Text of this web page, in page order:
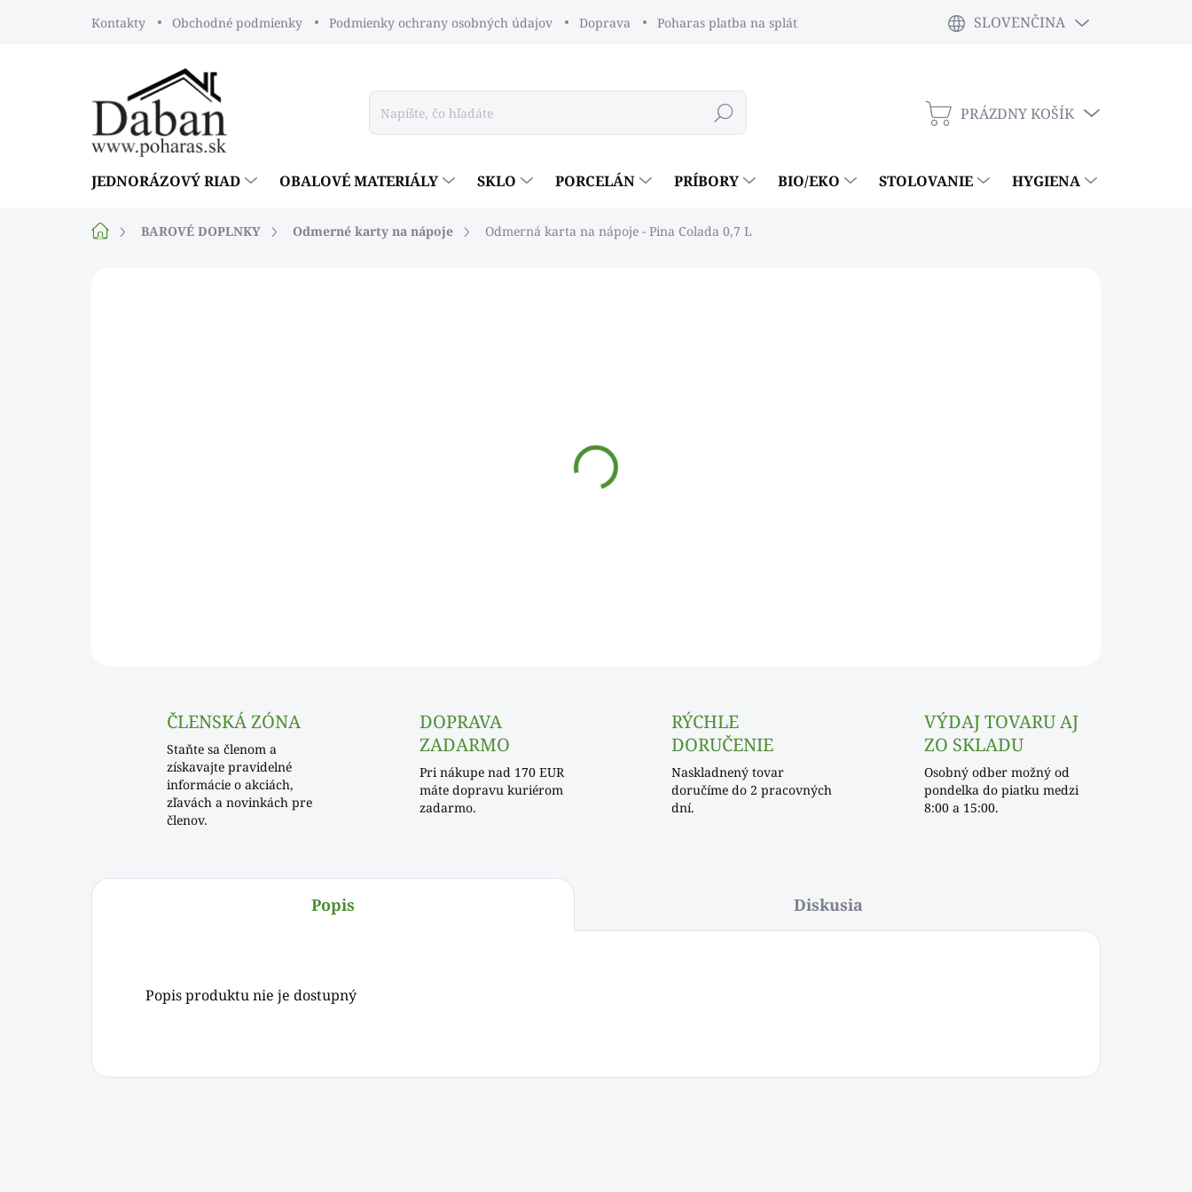
Kontakty Obchodné podmienky Podmienky ochrany osobných údajov Doprava Poharas platba na splátky SLOVENČINA
Hľadať NÁKUPNÝ
PRÁZDNY KOŠÍK
JEDNORÁZOVÝ RIAD OBALOVÉ MATERIÁLY SKLO PORCELÁN PRÍBORY BIO/EKO STOLOVANIE HYGIENA
DomovBAROVÉ DOPLNKY Odmerné karty na nápoje Odmerná karta na nápoje - Pina Colada 0,7 L
ČLENSKÁ ZÓNA
Staňte sa členom a
získavajte pravidelné
informácie o akciách,
zľavách a novinkách pre
členov.
DOPRAVA
ZADARMO
Pri nákupe nad 170 EUR
máte dopravu kuriérom
zadarmo.
RÝCHLE
DORUČENIE
Naskladnený tovar
doručíme do 2 pracovných
dní.
VÝDAJ TOVARU AJ
ZO SKLADU
Osobný odber možný od
pondelka do piatku medzi
8:00 a 15:00.
Popis Diskusia
Popis produktu nie je dostupný